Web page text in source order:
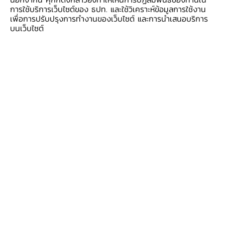
การใช้บริการเว็บไซต์ของ ธปท. และใช้วิเคราะห์ข้อมูลการใช้งาน
เพื่อการปรับปรุงการทำงานของเว็บไซต์ และการนำเสนอบริการ
บนเว็บไซต์